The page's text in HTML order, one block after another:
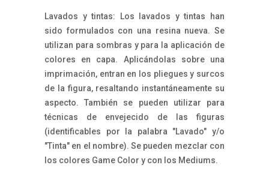
Lavados y tintas: Los lavados y tintas han
sido formulados con una resina nueva. Se
utilizan para sombras y para la aplicación de
colores en capa. Aplicándolas sobre una
imprimación, entran en los pliegues y surcos
de la figura, resaltando instantáneamente su
aspecto. También se pueden utilizar para
técnicas de envejecido de las figuras
(identificables por la palabra "Lavado" y/o
"Tinta" en el nombre). Se pueden mezclar con
los colores Game Color y con los Mediums.